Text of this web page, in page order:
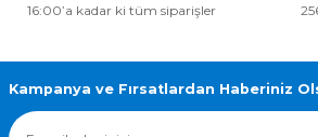
Ürün bilgilerinde hatalar bulunuyor.
Ürün fiyatı diğer sitelerden daha pahalı.
16:00’a kadar ki tüm siparişler
Kampanya ve Fırsatlardan Haberiniz